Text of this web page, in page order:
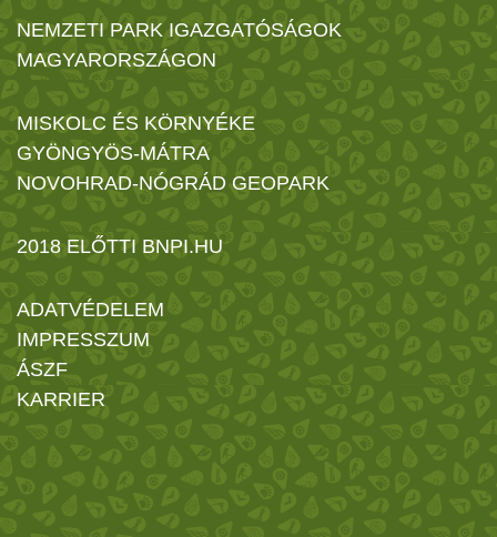
NEMZETI PARK IGAZGATÓSÁGOK
MAGYARORSZÁGON
MISKOLC ÉS KÖRNYÉKE
GYÖNGYÖS-MÁTRA
NOVOHRAD-NÓGRÁD GEOPARK
2018 ELŐTTI BNPI.HU
ADATVÉDELEM
IMPRESSZUM
ÁSZF
KARRIER